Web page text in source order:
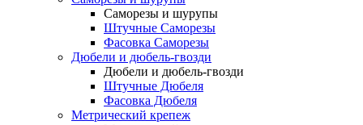
Саморезы и шурупы
Штучные Саморезы
Фасовка Саморезы
Дюбели и дюбель-гвозди
Дюбели и дюбель-гвозди
Штучные Дюбеля
Фасовка Дюбеля
Метрический крепеж